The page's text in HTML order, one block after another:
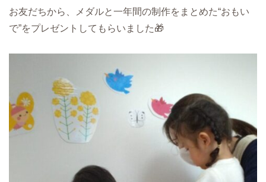
お友だちから、メダルと一年間の制作をまとめた“おもい
で”をプレゼントしてもらいました🎁